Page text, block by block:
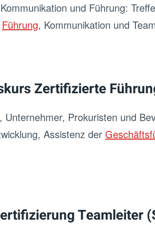
und Führung:
Führung, Kommunikation und
Zertifizierte
Prokuristen und
Assistenz der
Teamleiter